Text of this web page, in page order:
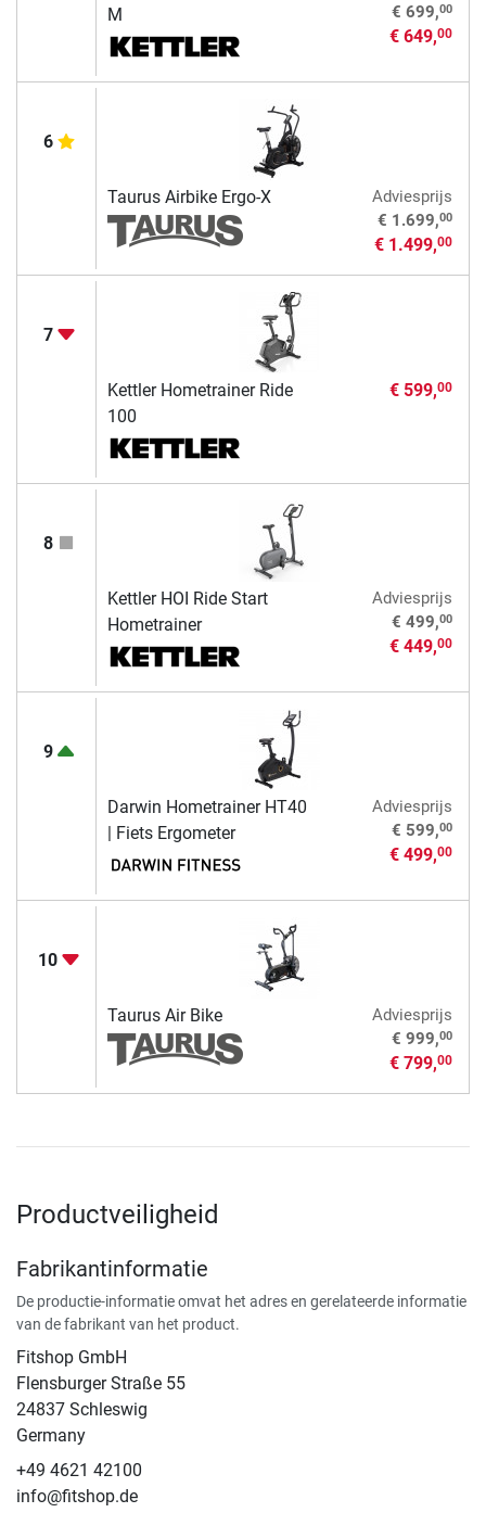
M € 699,00
€ 649,00
6
Taurus Airbike Ergo-X
Adviesprijs
€ 1.699,00
€ 1.499,00
7
Kettler Hometrainer Ride
100
€ 599,00
8
Kettler HOI Ride Start
Hometrainer
Adviesprijs
€ 499,00
€ 449,00
9
Darwin Hometrainer HT40
| Fiets Ergometer
Adviesprijs
€ 599,00
€ 499,00
10
Taurus Air Bike
Adviesprijs
€ 999,00
€ 799,00
Productveiligheid
Fabrikantinformatie
De productie-informatie omvat het adres en gerelateerde informatie
van de fabrikant van het product.
Fitshop GmbH
Flensburger Straße 55
24837 Schleswig
Germany
+49 4621 42100
info@fitshop.de